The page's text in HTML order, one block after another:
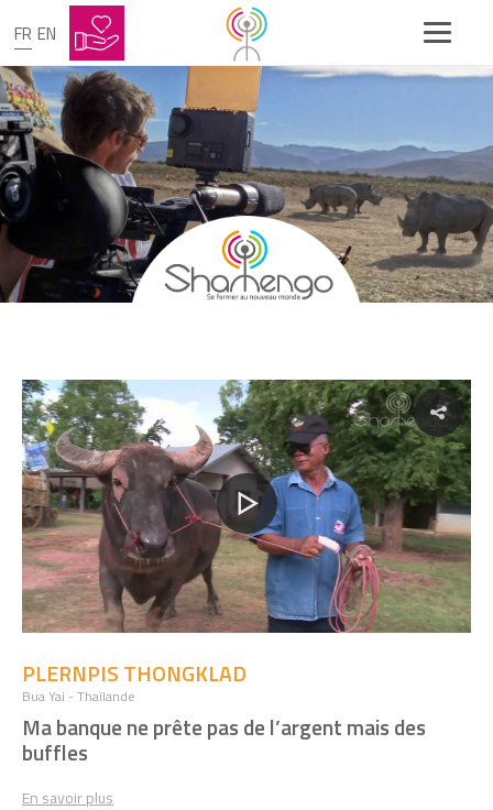
FR EN
PLERNPIS THONGKLAD
Bua Yai - Thaïlande
Ma banque ne prête pas de l’argent mais des
buffles
En savoir plus